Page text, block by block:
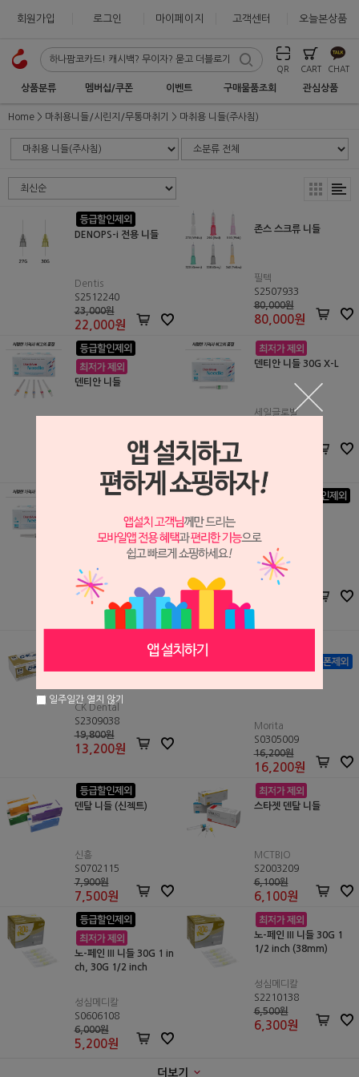
회원가입 로그인 마이페이지 고객센터 오늘본상품
QR CART CHAT
상품분류 멤버십/쿠폰 이벤트 구매물품조회 관심상품
Home 마취용니들/시린지/무통마취기 마취용 니들(주사침)
DENOPS-i 전용 니들
Dentis
S2512240
23,000원
22,000원
존스 스크류 니들
필텍
S2507933
80,000원
80,000원
덴티안 니들
6,000원
덴티안 니들 30G X-L
세일글로발
덴티안 니들 31G XS (전
동주사기용)
세일글로발
S0801137
30,800원
13,200 원
CK Dental
S2309037
8,250원
CK 덴탈 니들 31G XS
CK Dental
S2309038
19,800원
13,200원
Morita
S0305009
16,200원
16,200원
덴탈 니들 (신젝트)
신흥
S0702115
7,900원
7,500원
스타젯 덴탈 니들
MCTBIO
S2003209
6,100원
6,100원
노-페인 III 니들 30G 1 in
ch, 30G 1/2 inch
성심메디칼
S0606108
6,000원
5,200원
노-페인 III 니들 30G 1
1/2 inch (38mm)
성심메디칼
S2210138
6,500원
6,300원
더보기
일주일간 열지 않기